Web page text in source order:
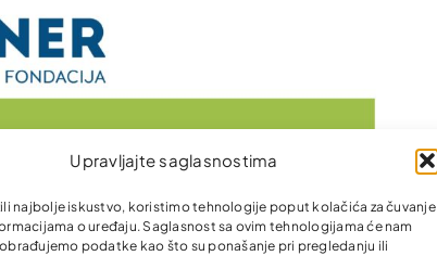
Upravljajte saglasnostima
najbolje iskustvo, koristimo tehnologije poput kolačića za čuvanje
o uređaju. Saglasnost sa ovim tehnologijama će nam
podatke kao što su ponašanje pri pregledanju ili